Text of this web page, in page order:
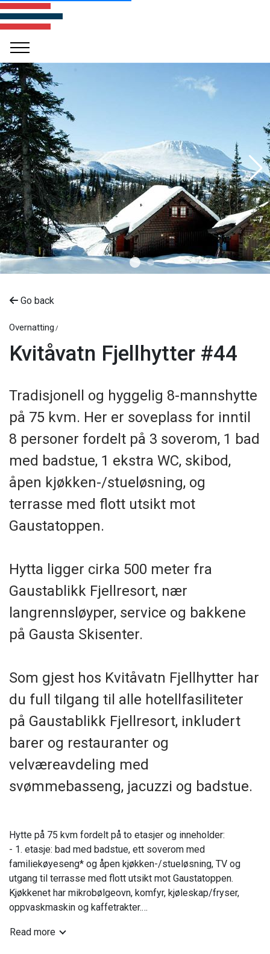
Go back
Overnatting
Kvitåvatn Fjellhytter #44
Tradisjonell og hyggelig 8-mannshytte
på 75 kvm. Her er soveplass for inntil
8 personer fordelt på 3 soverom, 1 bad
med badstue, 1 ekstra WC, skibod,
åpen kjøkken-/stueløsning, og
terrasse med flott utsikt mot
Gaustatoppen.
Hytta ligger cirka 500 meter fra
Gaustablikk Fjellresort, nær
langrennsløyper, service og bakkene
på Gausta Skisenter.
Som gjest hos Kvitåvatn Fjellhytter har
du full tilgang til alle hotellfasiliteter
på Gaustablikk Fjellresort, inkludert
barer og restauranter og
velværeavdeling med
svømmebasseng, jacuzzi og badstue.
Hytte på 75 kvm fordelt på to etasjer og inneholder:
- 1. etasje: bad med badstue, ett soverom med
familiekøyeseng* og åpen kjøkken-/stueløsning, TV og
utgang til terrasse med flott utsikt mot Gaustatoppen.
Kjøkkenet har mikrobølgeovn, komfyr, kjøleskap/fryser,
oppvaskmaskin og kaffetrakter.
soverom med to køyesenger.
Read more